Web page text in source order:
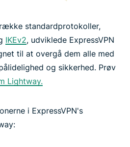
standardprotokoller,
IKEv2, udviklede ExpressVPN
til at overgå dem alle med
og sikkerhed. Prøv
Lightway.
i ExpressVPN's